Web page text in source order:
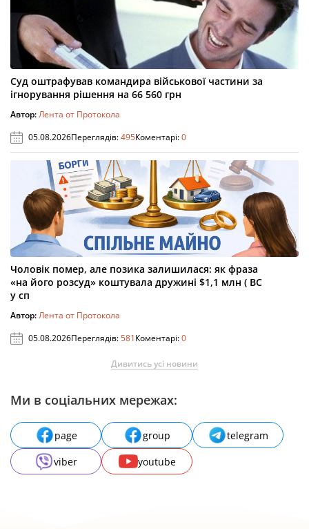
Суд оштрафував командира військової частини за
ігнорування рішення на 66 560 грн
Автор:Лента от Протокола
05.08.2026Переглядів:495Коментарі:0
Чоловік помер, але позика залишилася: як фраза
«на його розсуд» коштувала дружині $1,1 млн ( ВС
у сп
Автор:Лента от Протокола
05.08.2026Переглядів:581Коментарі:0
Дивитись усі новини
Ми в соціальних мережах:
page group
telegram
viber
youtube